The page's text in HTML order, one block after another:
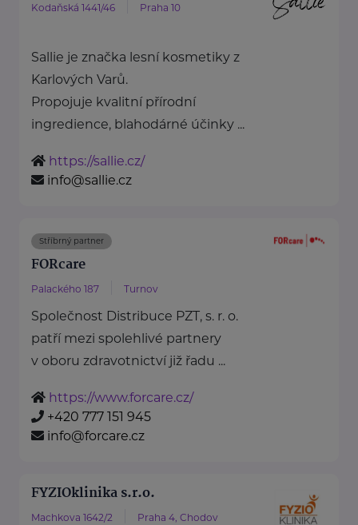
Kodaňská 1441/46 Praha 10
Sallie je značka lesní kosmetiky z
Karlových Varů.
Propojuje kvalitní přírodní
ingredience, blahodárné účinky ...
https://sallie.cz/
info@sallie.cz
Stříbrný partner
FORcare
Palackého 187 Turnov
Společnost Distribuce PZT, s. r. o.
patří mezi spolehlivé partnery
v oboru zdravotnictví již řadu ...
https://www.forcare.cz/
+420 777 151 945
info@forcare.cz
FYZIOklinika s.r.o.
Machkova 1642/2 Praha 4, Chodov